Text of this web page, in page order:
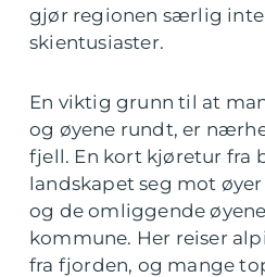
gjør regionen særlig
skientusiaster.
En viktig grunn til at
og øyene rundt, er
fjell. En kort kjøretur fra
landskapet seg mot
og de omliggende
kommune. Her reiser
fra fjorden, og mange